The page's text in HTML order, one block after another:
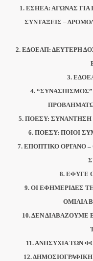
1. ΕΣΗΕΑ: ΑΓΩΝΑΣ
ΣΥΝΤΑΞΕΙΣ –
2. ΕΔΟΕΑΠ: ΔΕΥΤΕΡΗ
3.
4.
5. ΠΟΕΣΥ:
6. ΠΟΕΣΥ: ΠΟΙΟΙ
7. ΕΠΟΠΤΙΚΟ ΟΡΓΑΝΟ
8. ΕΦΥΓΕ
9. ΟΙ ΕΦΗΜΕΡΙΔΕΣ
ΟΜΙΛΙΑ
10. ΔΕΝ
11. ΑΝΗΣΥΧΙΑ ΤΩΝ
12.